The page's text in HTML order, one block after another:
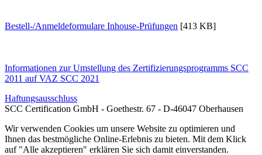
Bestell-/Anmeldeformulare Inhouse-Prüfungen [413 KB]
Informationen zur Umstellung des Zertifizierungsprogramms SCC
2011 auf VAZ SCC 2021
Haftungsausschluss
SCC Certification GmbH - Goethestr. 67 - D-46047 Oberhausen
Wir verwenden Cookies um unsere Website zu optimieren und
Ihnen das bestmögliche Online-Erlebnis zu bieten. Mit dem Klick
auf "Alle akzeptieren" erklären Sie sich damit einverstanden.